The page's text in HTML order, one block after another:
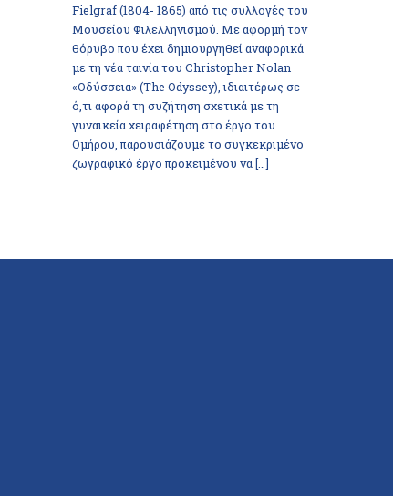
Fielgraf (1804- 1865) από τις συλλογές του
Μουσείου Φιλελληνισμού. Με αφορμή τον
θόρυβο που έχει δημιουργηθεί αναφορικά
με τη νέα ταινία του Christopher Nolan
«Οδύσσεια» (The Odyssey), ιδιαιτέρως σε
ό,τι αφορά τη συζήτηση σχετικά με τη
γυναικεία χειραφέτηση στο έργο του
Ομήρου, παρουσιάζουμε το συγκεκριμένο
ζωγραφικό έργο προκειμένου να […]